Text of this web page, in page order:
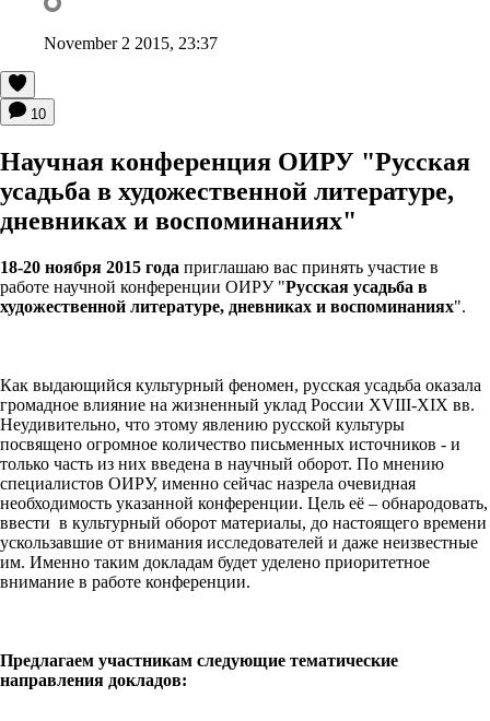
November 2 2015, 23:37
10
Научная конференция ОИРУ "Русская
усадьба в художественной литературе,
дневниках и воспоминаниях"
18-20 ноября 2015 года приглашаю вас принять участие в
работе научной конференции ОИРУ "Русская усадьба в
художественной литературе, дневниках и воспоминаниях".
Как выдающийся культурный феномен, русская усадьба оказала
громадное влияние на жизненный уклад России XVIII-XIX вв.
Неудивительно, что этому явлению русской культуры
посвящено огромное количество письменных источников - и
только часть из них введена в научный оборот. По мнению
специалистов ОИРУ, именно сейчас назрела очевидная
необходимость указанной конференции. Цель её – обнародовать,
ввести в культурный оборот материалы, до настоящего времени
ускользавшие от внимания исследователей и даже неизвестные
им. Именно таким докладам будет уделено приоритетное
внимание в работе конференции.
Предлагаем участникам следующие тематические
направления докладов: